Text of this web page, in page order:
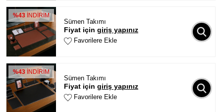
%43 İNDİRİM
Sümen Takımı
Fiyat için giriş yapınız
Favorilere Ekle
%43 İNDİRİM
Sümen Takımı
Fiyat için giriş yapınız
Favorilere Ekle